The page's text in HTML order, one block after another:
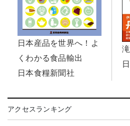
日本産品を世界へ！よ
くわかる食品輸出
日本食糧新聞社
アクセスランキング